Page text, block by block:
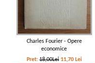
Charles Fourier - Opere
economice
Pret:18,00Lei 11,70 Lei